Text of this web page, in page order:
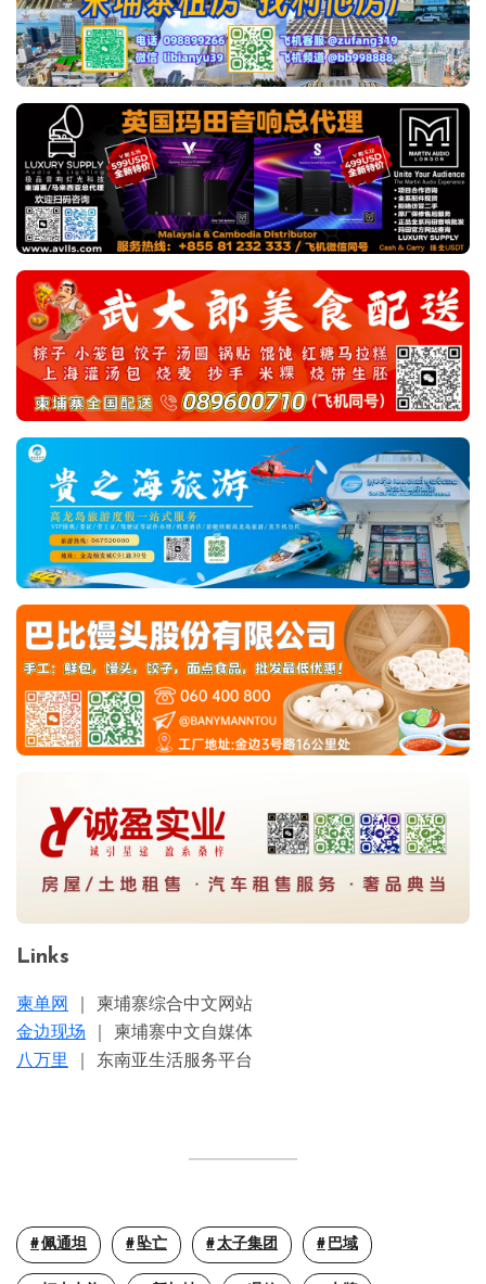
Links
柬单网
｜ 柬埔寨综合中文网站
金边现场 ｜ 柬埔寨中文自媒体
八万里
｜ 东南亚生活服务平台
佩通坦 坠亡 太子集团 巴域